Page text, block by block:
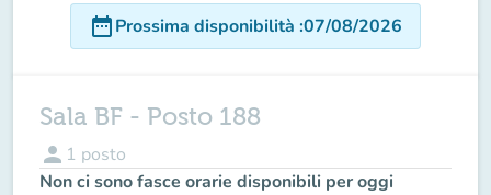
date_rangeProssima disponibilità :07/08/2026
Sala BF - Posto 188
person 1 posto
Non ci sono fasce orarie disponibili per oggi